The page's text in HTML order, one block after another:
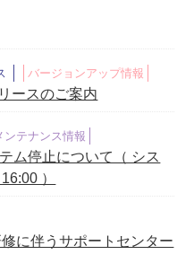
バージョンアップ情報
ースのご案内
ンテナンス情報
ム停止について（ シス
）
に伴うサポートセンター